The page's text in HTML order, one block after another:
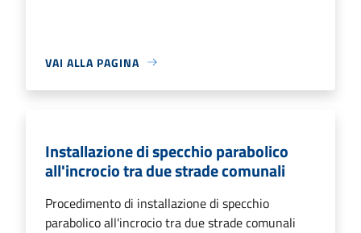
VAI ALLA PAGINA
Installazione di specchio parabolico
all'incrocio tra due strade comunali
Procedimento di installazione di specchio
parabolico all'incrocio tra due strade comunali